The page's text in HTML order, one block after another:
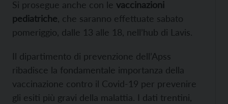
Si prosegue anche con le vaccinazioni
pediatriche , che saranno effettuate sabato
pomeriggio, dalle 13 alle 18, nell’hub di Lavis.
Il dipartimento di prevenzione dell’Apss
ribadisce la fondamentale importanza della
vaccinazione contro il Covid-19 per prevenire
gli esiti più gravi della malattia. I dati trentini,